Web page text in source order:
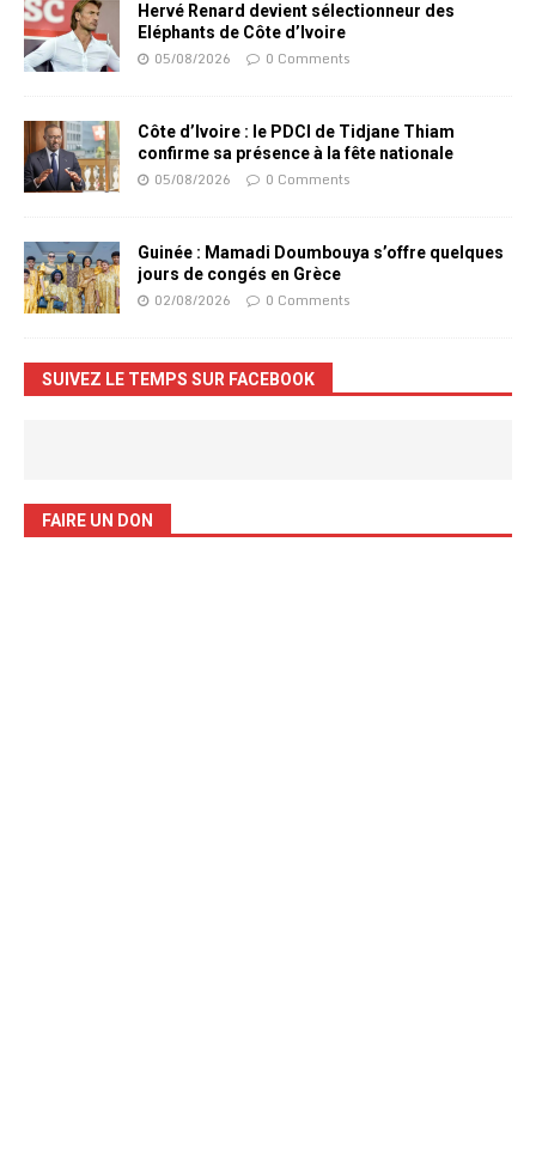
Hervé Renard devient sélectionneur des
Eléphants de Côte d’Ivoire
05/08/2026 0 Comments
Côte d’Ivoire : le PDCI de Tidjane Thiam
confirme sa présence à la fête nationale
05/08/2026 0 Comments
Guinée : Mamadi Doumbouya s’offre quelques
jours de congés en Grèce
02/08/2026 0 Comments
SUIVEZ LE TEMPS SUR FACEBOOK
FAIRE UN DON